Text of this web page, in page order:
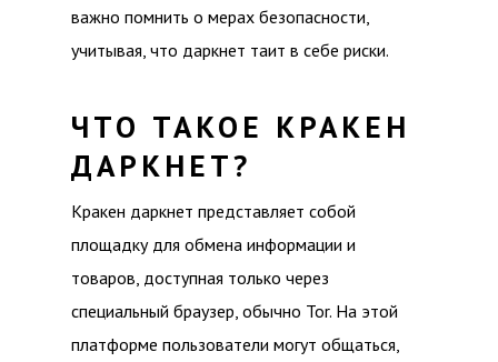
важно помнить о мерах безопасности,
учитывая, что даркнет таит в себе риски.
ЧТО ТАКОЕ КРАКЕН
ДАРКНЕТ?
Кракен даркнет представляет собой
площадку для обмена информации и
товаров, доступная только через
специальный браузер, обычно Tor. На этой
платформе пользователи могут общаться,